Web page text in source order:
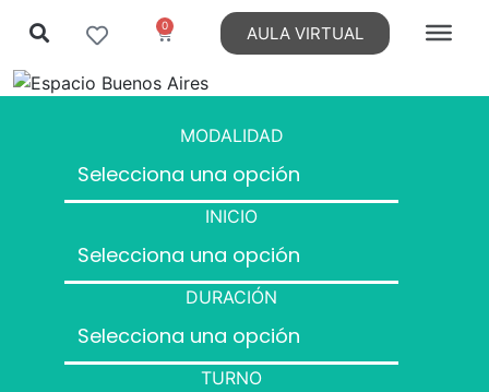
0 AULA VIRTUAL
MODALIDAD
INICIO
DURACIÓN
TURNO